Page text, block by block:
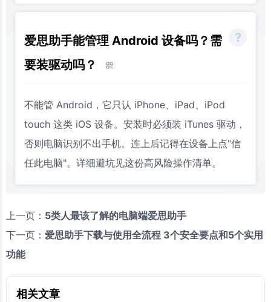
爱思助手能管理 Android 设备吗？需
要装驱动吗？
不能管 Android，它只认 iPhone、iPad、iPod
touch 这类 iOS 设备。安装时必须装 iTunes 驱动，
否则电脑识别不出手机。连上后记得在设备上点"信
任此电脑"。详细避坑见这份高风险操作清单。
上一页： 5类人最该了解的电脑端爱思助手
下一页： 爱思助手下载与使用全流程 3个安全要点和5个实用
功能
相关文章